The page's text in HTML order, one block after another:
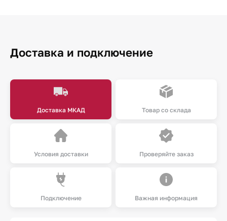
Доставка и подключение
Доставка МКАД Товар со склада
Условия доставки Проверяйте заказ
Подключение Важная информация